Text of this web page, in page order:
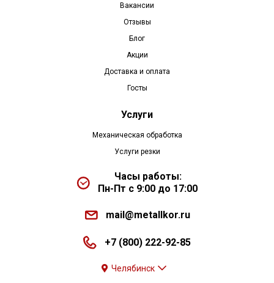
Вакансии
Отзывы
Блог
Акции
Доставка и оплата
Госты
Услуги
Механическая обработка
Услуги резки
Часы работы:
Пн-Пт с 9:00 до 17:00
mail@metallkor.ru
+7 (800) 222-92-85
Челябинск